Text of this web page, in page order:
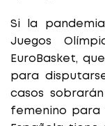
Si la
Juegos
EuroBasket,
para
casos
femenino para